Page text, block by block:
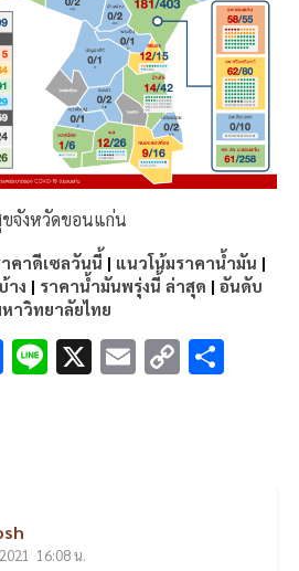
จังหวัดขอนแก่น
คาดีเซลวันนี้ | แนวโน้มราคาน้ำมัน |
าง | ราคาน้ำมันพรุ่งนี้ ล่าสุด | อันดับ
าวิทยาลัยไทย
F
o
Li X E C
อนแก่น พบผู้ติดเชื้อโ
16:08 น.